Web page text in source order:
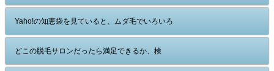
Yaho!の知恵袋を見ていると、ムダ毛でいろいろ
どこの脱毛サロンだったら満足できるか、検